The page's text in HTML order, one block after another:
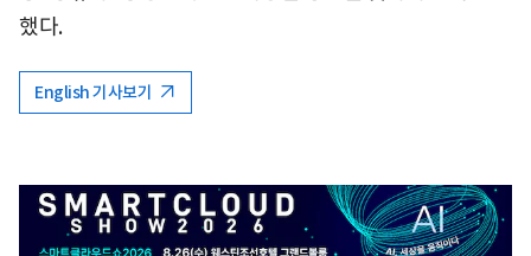
했다.
English 기사보기